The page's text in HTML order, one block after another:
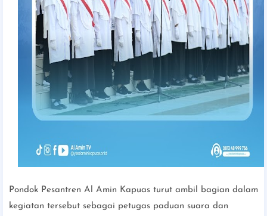
Pondok Pesantren Al Amin Kapuas turut ambil bagian dalam
kegiatan tersebut sebagai petugas paduan suara dan